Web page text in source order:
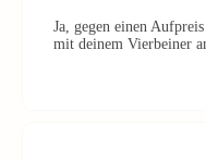
Ja, gegen einen
mit deinem Vierbeiner